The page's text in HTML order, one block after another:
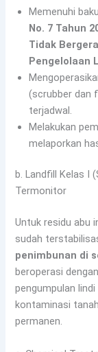
Memenuhi
No. 7 Tahun
Tidak
Pengelolaan
(scrubber dan
terjadwal.
Melakukan
melaporkan
b. Landfill Kelas I
Termonitor
Untuk residu abu
sudah
penimbunan di
beroperasi
pengumpulan
kontaminasi
permanen.